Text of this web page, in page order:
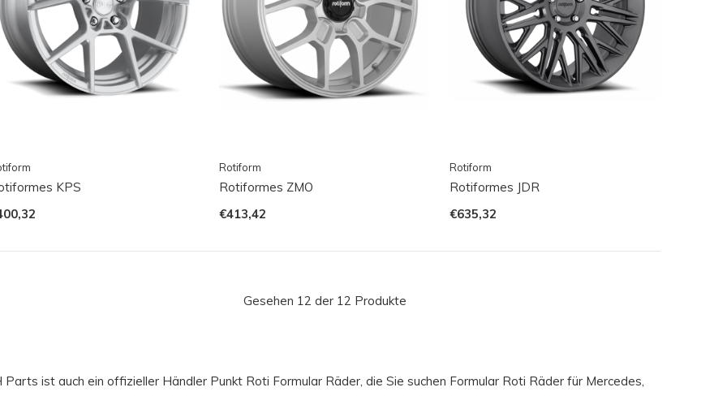
KPS
Rotiform
Rotiformes ZMO
€413,42
Rotiform
Rotiformes JDR
€635,32
Gesehen 12 der 12 Produkte
Parts ist auch ein offizieller Händler Punkt Roti Formular Räder, die Sie suchen Formular Roti Räder für Mercedes,